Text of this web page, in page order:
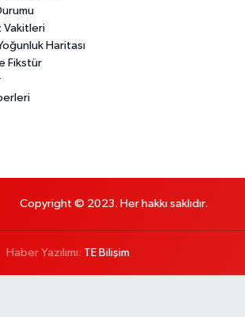
Vakitleri
Haritası
Fikstür
Copyright © 2023. Her hakkı saklıdır.
Haber Yazılımı: TE Bilişim